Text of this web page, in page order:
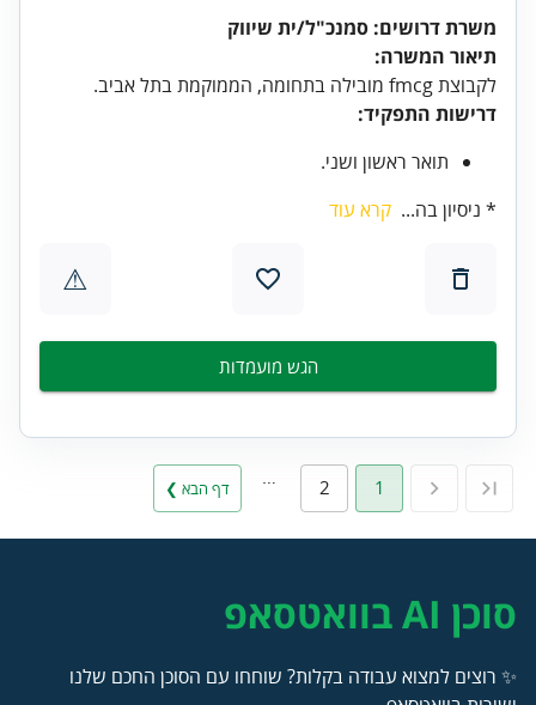
משרת דרושים: סמנכ"ל/ית שיווק
תיאור המשרה:
לקבוצת fmcg מובילה בתחומה, הממוקמת בתל אביב.
דרישות התפקיד:
תואר ראשון ושני.
* ניסיון בה... קרא עוד
⚠
הגש מועמדות
1
2 דף הבא ❯
סוכן AI בוואטסאפ
✨ רוצים למצוא עבודה בקלות? שוחחו עם הסוכן החכם שלנו